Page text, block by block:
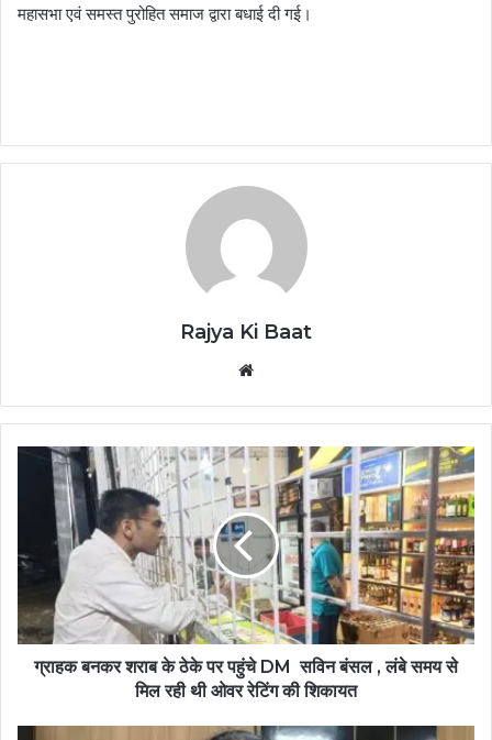
महासभा एवं समस्त पुरोहित समाज द्वारा बधाई दी गई।
Rajya Ki Baat
ग्राहक बनकर शराब के ठेके पर पहुंचे DM सविन बंसल , लंबे समय से
मिल रही थी ओवर रेटिंग की शिकायत